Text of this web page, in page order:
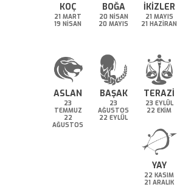
KOÇ
21 MART
19 NİSAN
BOĞA
20 NİSAN
20 MAYIS
İKİZLER
21 MAYIS
21 HAZİRAN
ASLAN
23
TEMMUZ
22
AĞUSTOS
BAŞAK
23
AĞUSTOS
22 EYLÜL
TERAZİ
23 EYLÜL
22 EKİM
YAY
22 KASIM
21 ARALIK